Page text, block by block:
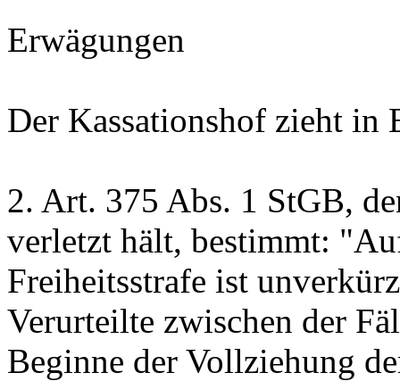
Erwägungen
Der Kassationshof zieht in
2. Art. 375 Abs. 1 StGB,
verletzt hält, bestimmt:
Freiheitsstrafe ist
Verurteilte zwischen der
Beginne der Vollziehung